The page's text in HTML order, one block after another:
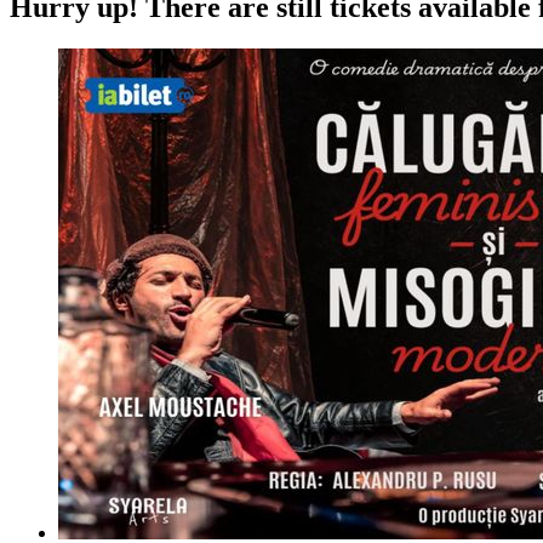
Hurry up! There are still tickets available